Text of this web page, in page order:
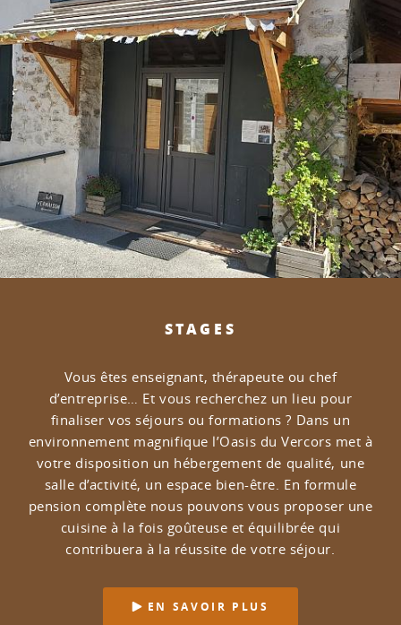
STAGES
Vous êtes enseignant, thérapeute ou chef
d’entreprise… Et vous recherchez un lieu pour
finaliser vos séjours ou formations ? Dans un
environnement magnifique l’Oasis du Vercors met à
votre disposition un hébergement de qualité, une
salle d’activité, un espace bien-être. En formule
pension complète nous pouvons vous proposer une
cuisine à la fois goûteuse et équilibrée qui
contribuera à la réussite de votre séjour.
EN SAVOIR PLUS